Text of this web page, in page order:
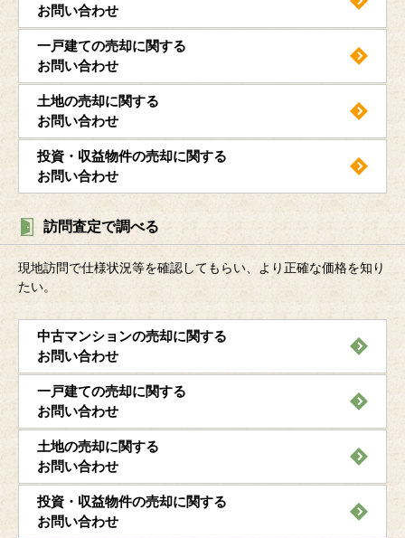
お問い合わせ
一戸建ての売却に関する
お問い合わせ
土地の売却に関する
お問い合わせ
投資・収益物件の売却に関する
お問い合わせ
訪問査定で調べる
現地訪問で仕様状況等を確認してもらい、より正確な価格を知り
たい。
中古マンションの売却に関する
お問い合わせ
一戸建ての売却に関する
お問い合わせ
土地の売却に関する
お問い合わせ
投資・収益物件の売却に関する
お問い合わせ